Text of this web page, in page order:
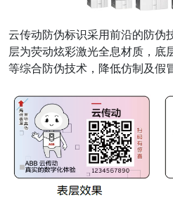
云传动防伪标识采用前沿的防伪
层为荧动炫彩激光全息材质，底
等综合防伪技术，降低仿制及假